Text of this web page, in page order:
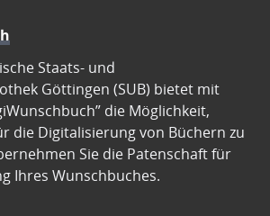
Staats- und
Göttingen (SUB) bietet mit
die Möglichkeit,
die Digitalisierung von Büchern zu
Sie die Patenschaft für
Ihres Wunschbuches.